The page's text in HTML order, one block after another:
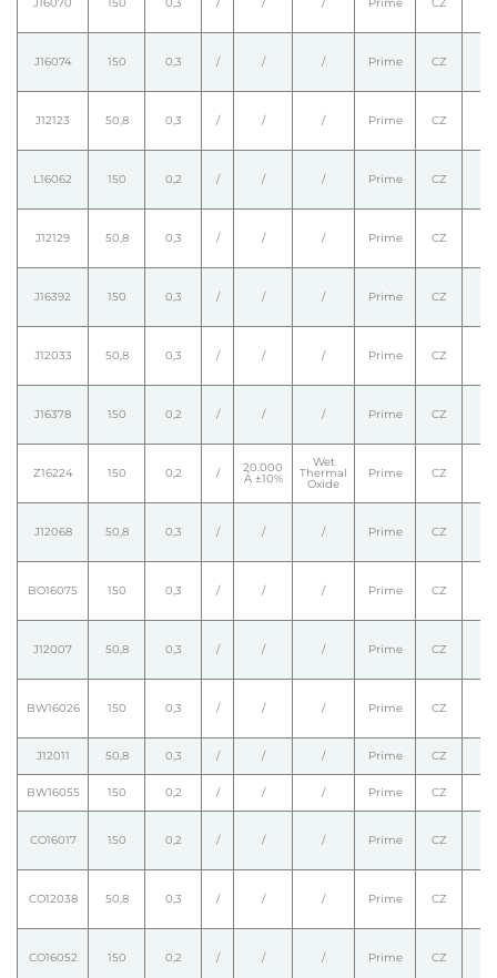
J16074 150 0,3 / / / Prime CZ
J12123 50,8 0,3 / / / Prime CZ
L16062 150 0,2 / / / Prime CZ
J12129 50,8 0,3 / / / Prime CZ
J16392 150 0,3 / / / Prime CZ
J12033 50,8 0,3 / / / Prime CZ
J16378 150 0,2 / / / Prime CZ
Z16224 150 0,2 / 20.000
Å ±10%
Wet
Thermal
Oxide
Prime CZ
J12068 50,8 0,3 / / / Prime CZ
BO16075 150 0,3 / / / Prime CZ
J12007 50,8 0,3 / / / Prime CZ
BW16026 150 0,3 / / / Prime CZ
J12011 50,8 0,3 / / / Prime CZ
BW16055 150 0,2 / / / Prime CZ
CO16017 150 0,2 / / / Prime CZ
CO12038 50,8 0,3 / / / Prime CZ
CO16052 150 0,2 / / / Prime CZ